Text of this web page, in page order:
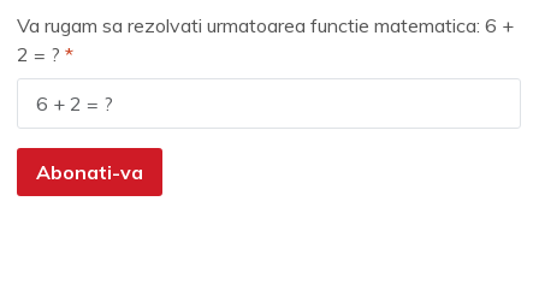
Va rugam sa rezolvati urmatoarea functie matematica: 6 +
2 = ?
Abonati-va